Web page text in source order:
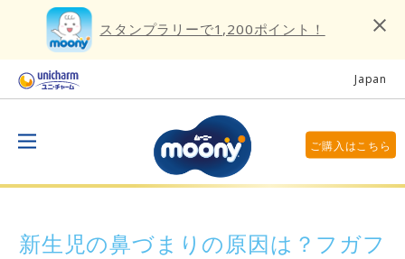
スタンプラリーで1,200ポイント！
Japan
ご購入はこちら
新生児の鼻づまりの原因は？フガフ